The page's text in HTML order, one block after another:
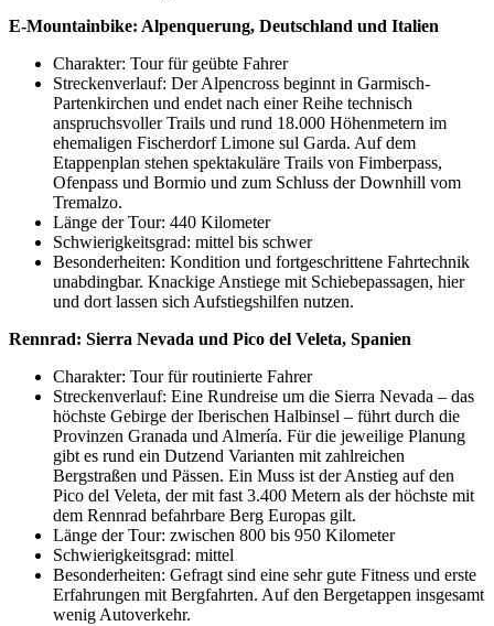
E-Mountainbike: Alpenquerung, Deutschland und Italien
Charakter: Tour für geübte Fahrer
Streckenverlauf: Der Alpencross beginnt in Garmisch-
Partenkirchen und endet nach einer Reihe technisch
anspruchsvoller Trails und rund 18.000 Höhenmetern im
ehemaligen Fischerdorf Limone sul Garda. Auf dem
Etappenplan stehen spektakuläre Trails von Fimberpass,
Ofenpass und Bormio und zum Schluss der Downhill vom
Tremalzo.
Länge der Tour: 440 Kilometer
Schwierigkeitsgrad: mittel bis schwer
Besonderheiten: Kondition und fortgeschrittene Fahrtechnik
unabdingbar. Knackige Anstiege mit Schiebepassagen, hier
und dort lassen sich Aufstiegshilfen nutzen.
Rennrad: Sierra Nevada und Pico del Veleta, Spanien
Charakter: Tour für routinierte Fahrer
Streckenverlauf: Eine Rundreise um die Sierra Nevada – das
höchste Gebirge der Iberischen Halbinsel – führt durch die
Provinzen Granada und Almería. Für die jeweilige Planung
gibt es rund ein Dutzend Varianten mit zahlreichen
Bergstraßen und Pässen. Ein Muss ist der Anstieg auf den
Pico del Veleta, der mit fast 3.400 Metern als der höchste mit
dem Rennrad befahrbare Berg Europas gilt.
Länge der Tour: zwischen 800 bis 950 Kilometer
Schwierigkeitsgrad: mittel
Besonderheiten: Gefragt sind eine sehr gute Fitness und erste
Erfahrungen mit Bergfahrten. Auf den Bergetappen insgesamt
wenig Autoverkehr.